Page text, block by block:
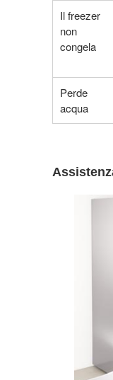
Il freezer
non
congela
Perde
acqua